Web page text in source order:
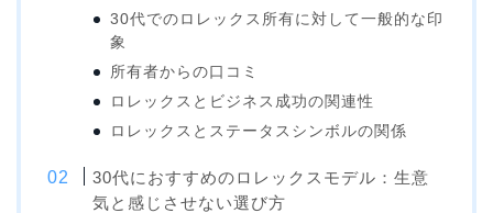
30代でのロレックス所有に対して一般的な印
象
所有者からの口コミ
ロレックスとビジネス成功の関連性
ロレックスとステータスシンボルの関係
30代におすすめのロレックスモデル：生意
気と感じさせない選び方